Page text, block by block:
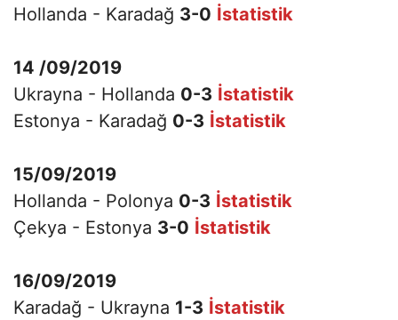
Hollanda - Karadağ 3-0 İstatistik
14 /09/2019
Ukrayna - Hollanda 0-3 İstatistik
Estonya - Karadağ 0-3 İstatistik
15/09/2019
Hollanda - Polonya 0-3 İstatistik
Çekya - Estonya 3-0 İstatistik
16/09/2019
Karadağ - Ukrayna 1-3 İstatistik